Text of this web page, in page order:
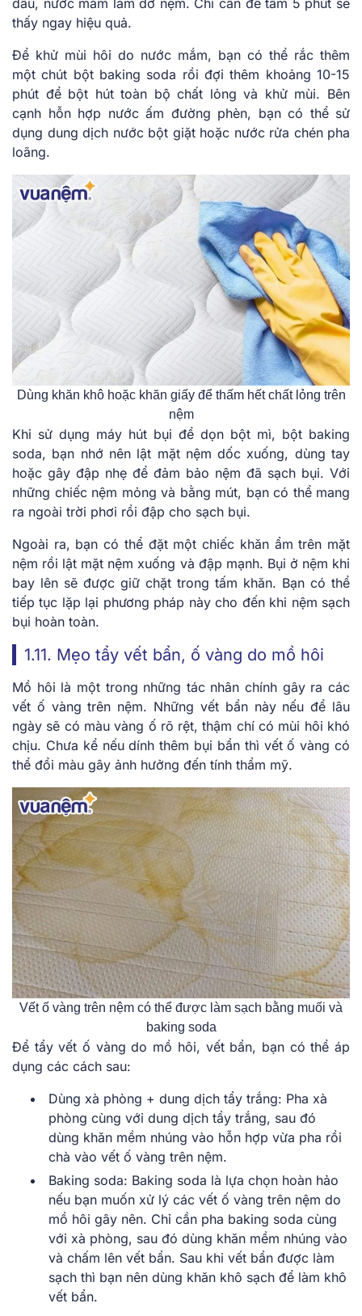
thấy ngay hiệu quả.
Để khử mùi hôi do nước mắm, bạn có thể rắc thêm
một chút bột baking soda rồi đợi thêm khoảng 10-15
phút để bột hút toàn bộ chất lỏng và khử mùi. Bên
cạnh hỗn hợp nước ấm đường phèn, bạn có thể sử
dụng dung dịch nước bột giặt hoặc nước rửa chén pha
loãng.
Dùng khăn khô hoặc khăn giấy để thấm hết chất lỏng trên
nệm
Khi sử dụng máy hút bụi để dọn bột mì, bột baking
soda, bạn nhớ nên lật mặt nệm dốc xuống, dùng tay
hoặc gây đập nhẹ để đảm bảo nệm đã sạch bụi. Với
những chiếc nệm mỏng và bằng mút, bạn có thể mang
ra ngoài trời phơi rồi đập cho sạch bụi.
Ngoài ra, bạn có thể đặt một chiếc khăn ẩm trên mặt
nệm rồi lật mặt nệm xuống và đập mạnh. Bụi ở nệm khi
bay lên sẽ được giữ chặt trong tấm khăn. Bạn có thể
tiếp tục lặp lại phương pháp này cho đến khi nệm sạch
bụi hoàn toàn.
1.11. Mẹo tẩy vết bẩn, ố vàng do mồ hôi
Mồ hôi là một trong những tác nhân chính gây ra các
vết ố vàng trên nệm. Những vết bẩn này nếu để lâu
ngày sẽ có màu vàng ố rõ rệt, thậm chí có mùi hôi khó
chịu. Chưa kể nếu dính thêm bụi bẩn thì vết ố vàng có
thể đổi màu gây ảnh hưởng đến tính thẩm mỹ.
Vết ố vàng trên nệm có thể được làm sạch bằng muối và
baking soda
Để tẩy vết ố vàng do mồ hôi, vết bẩn, bạn có thể áp
dụng các cách sau:
Dùng xà phòng + dung dịch tẩy trắng: Pha xà
phòng cùng với dung dịch tẩy trắng, sau đó
dùng khăn mềm nhúng vào hỗn hợp vừa pha rồi
chà vào vết ố vàng trên nệm.
Baking soda: Baking soda là lựa chọn hoàn hảo
nếu bạn muốn xử lý các vết ố vàng trên nệm do
mồ hôi gây nên. Chỉ cần pha baking soda cùng
với xà phòng, sau đó dùng khăn mềm nhúng vào
và chấm lên vết bẩn. Sau khi vết bẩn được làm
sạch thì bạn nên dùng khăn khô sạch để làm khô
vết bẩn.